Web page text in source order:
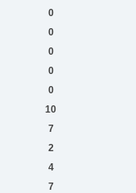
0
0
0
0
0
10
7
2
4
7